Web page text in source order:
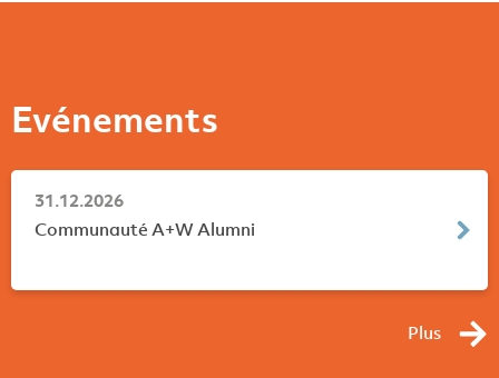
Evénements
31.12.2026
Communauté A+W Alumni
Plus